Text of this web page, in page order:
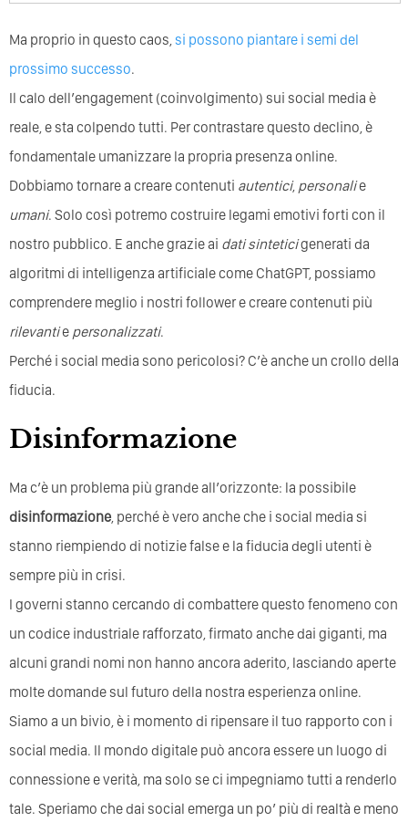
Ma proprio in questo caos, si possono piantare i semi del
prossimo successo.
Il calo dell’engagement (coinvolgimento) sui social media è
reale, e sta colpendo tutti. Per contrastare questo declino, è
fondamentale umanizzare la propria presenza online.
Dobbiamo tornare a creare contenuti autentici, personalie
umani. Solo così potremo costruire legami emotivi forti con il
nostro pubblico. E anche grazie ai dati sinteticigenerati da
algoritmi di intelligenza artificiale come ChatGPT, possiamo
comprendere meglio i nostri follower e creare contenuti più
rilevantie personalizzati.
Perché i social media sono pericolosi? C’è anche un crollo della
fiducia.
Disinformazione
Ma c’è un problema più grande all’orizzonte: la possibile
disinformazione , perché è vero anche che i social media si
stanno riempiendo di notizie false e la fiducia degli utenti è
sempre più in crisi.
I governi stanno cercando di combattere questo fenomeno con
un codice industriale rafforzato, firmato anche dai giganti, ma
alcuni grandi nomi non hanno ancora aderito, lasciando aperte
molte domande sul futuro della nostra esperienza online.
Siamo a un bivio, è i momento di ripensare il tuo rapporto con i
social media. Il mondo digitale può ancora essere un luogo di
connessione e verità, ma solo se ci impegniamo tutti a renderlo
tale. Speriamo che dai social emerga un po’ più di realtà e meno